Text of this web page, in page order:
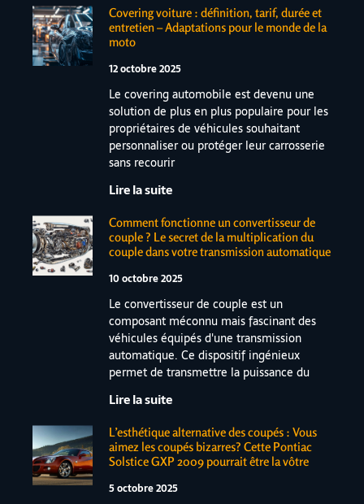
Covering voiture : définition, tarif, durée et
entretien – Adaptations pour le monde de la
moto
12 octobre 2025
Le covering automobile est devenu une
solution de plus en plus populaire pour les
propriétaires de véhicules souhaitant
personnaliser ou protéger leur carrosserie
sans recourir
Lire la suite
Comment fonctionne un convertisseur de
couple ? Le secret de la multiplication du
couple dans votre transmission automatique
10 octobre 2025
Le convertisseur de couple est un
composant méconnu mais fascinant des
véhicules équipés d'une transmission
automatique. Ce dispositif ingénieux
permet de transmettre la puissance du
Lire la suite
L’esthétique alternative des coupés : Vous
aimez les coupés bizarres? Cette Pontiac
Solstice GXP 2009 pourrait être la vôtre
5 octobre 2025